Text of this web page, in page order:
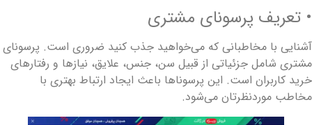
• تعریف پرسونای مشتری
آشنایی با مخاطبانی که می‌خواهید جذب کنید ضروری است. پرسونای
مشتری شامل جزئیاتی از قبیل سن، جنس، علایق، نیازها و رفتارهای
خرید کاربران است. این پرسوناها باعث ایجاد ارتباط بهتری با
مخاطب موردنظرتان می‌شود.